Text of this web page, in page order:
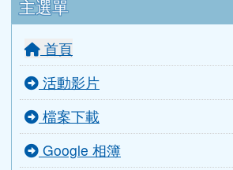
主選單
首頁
活動影片
檔案下載
Google 相簿